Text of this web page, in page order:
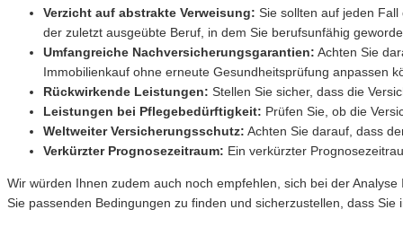
Verzicht auf abstrakte Verweisung: Sie sollten auf jeden
der zuletzt ausgeübte Beruf, in dem Sie berufsunfähig
Umfangreiche Nachversicherungsgarantien: Achten Sie
Immobilienkauf ohne erneute Gesundheitsprüfung anpassen
Rückwirkende Leistungen: Stellen Sie sicher, dass die
Leistungen bei Pflegebedürftigkeit: Prüfen Sie, ob die
Weltweiter Versicherungsschutz: Achten Sie darauf, dass
Verkürzter Prognosezeitraum: Ein verkürzter
Wir würden Ihnen zudem auch noch empfehlen, sich bei der
Sie passenden Bedingungen zu finden und sicherzustellen, dass